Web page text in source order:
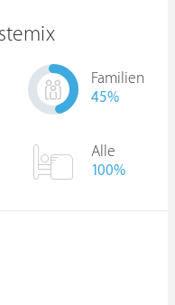
Familien
45%
Alle
100%